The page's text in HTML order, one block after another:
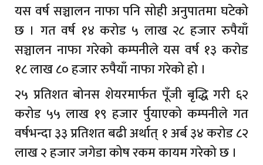
यस वर्ष सञ्चालन नाफा पनि सोही अनुपातमा घटेको
छ । गत वर्ष १४ करोड ५ लाख २८ हजार रुपैयाँ
सञ्चालन नाफा गरेको कम्पनीले यस वर्ष १३ करोड
१८ लाख ८० हजार रुपैयाँ नाफा गरेको हो ।
२५ प्रतिशत बोनस शेयरमार्फत पूँजी बृद्धि गरी ६२
करोड ५५ लाख १९ हजार र्पुयाएको कम्पनीले गत
वर्षभन्दा ३३ प्रतिशत बढी अर्थात् १ अर्ब ३४ करोड ८२
लाख २ हजार जगेडा कोष रकम कायम गरेको छ ।